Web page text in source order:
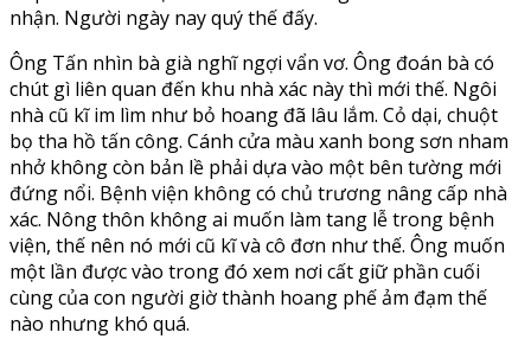
nhận. Người ngày nay quý thế đấy.
Ông Tấn nhìn bà già nghĩ ngợi vẩn vơ. Ông đoán bà có
chút gì liên quan đến khu nhà xác này thì mới thế. Ngôi
nhà cũ kĩ im lìm như bỏ hoang đã lâu lắm. Cỏ dại, chuột
bọ tha hồ tấn công. Cánh cửa màu xanh bong sơn nham
nhở không còn bản lề phải dựa vào một bên tường mới
đứng nổi. Bệnh viện không có chủ trương nâng cấp nhà
xác. Nông thôn không ai muốn làm tang lễ trong bệnh
viện, thế nên nó mới cũ kĩ và cô đơn như thế. Ông muốn
một lần được vào trong đó xem nơi cất giữ phần cuối
cùng của con người giờ thành hoang phế ảm đạm thế
nào nhưng khó quá.